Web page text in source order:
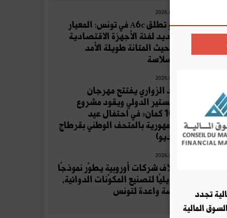
2026.08.04
أوبو تطلق A6c في تونس: المعيار
الجديد لفئة الأجهزة الاقتصادية
من حيث المتانة طويلة الأمد
والسلاسة
2026.07.19
زياد الزواري يفتتح مهرجان
المنستير الدولي ويقود مشروع
«100 كمان» في احتفال عيد
الجمهورية بالمتحف الوطني بقرطاج
(فيديو)
2026.08.06
ائتلاف شركات أوروبية يطوّر نموذجًا
تحويليًا لتصنيع المكوّنات الدوائية،
فرصة واعدة لتونس
تجدد
المالية